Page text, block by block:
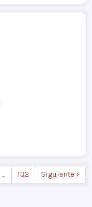
… 132 Siguiente ›